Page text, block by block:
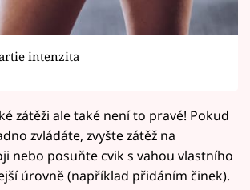
intenzita
zátěži ale také není to pravé! Pokud
zvládáte, zvyšte zátěž na
nebo posuňte cvik s vahou vlastního
úrovně (například přidáním činek).